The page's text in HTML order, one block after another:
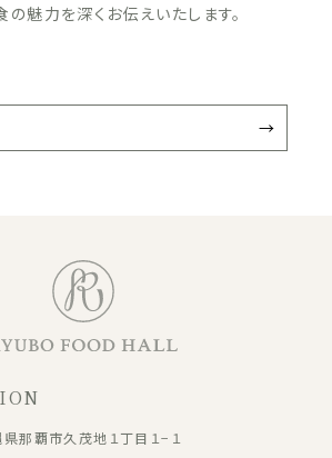
の魅力を深くお伝えいたします。
那覇市久茂地１丁目１−１